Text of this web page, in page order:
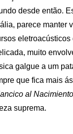
desde então.
parece manter
muito
galgue a um
que fica mais
al Nacimiento
suprema.